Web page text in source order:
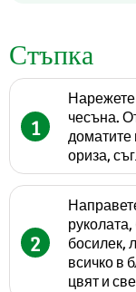
Стъпка
1
Нарежете
чесъна.
доматите
ориза,
2
босилек,
всичко в
цвят и